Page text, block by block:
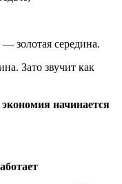
золотая середина.
Зато звучит как
начинается